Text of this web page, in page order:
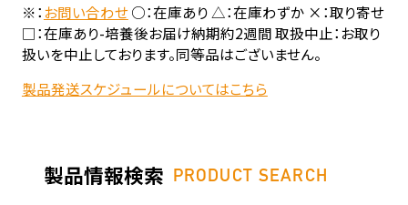
※：お問い合わせ○：在庫あり △：在庫わずか ×：取り寄せ
□：在庫あり-培養後お届け納期約2週間 取扱中止：お取り
扱いを中止しております。同等品はございません。
製品発送スケジュールについてはこちら
製品情報検索 PRODUCT SEARCH